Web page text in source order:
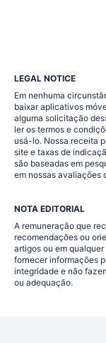
LEGAL NOTICE
Em nenhuma
baixar aplicativos
alguma solicitação
ler os termos e
usá-lo. Nossa receita
site e taxas de
são baseadas em
em nossas avaliações
NOTA EDITORIAL
A remuneração que
recomendações ou
artigos ou em
fornecer informações
integridade e não
ou adequação.